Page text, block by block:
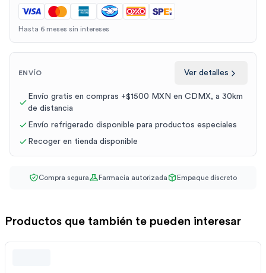
Hasta 6 meses sin intereses
ENVÍO Ver detalles
Envío gratis en compras +$1500 MXN en CDMX, a 30km
de distancia
Envío refrigerado disponible para productos especiales
Recoger en tienda disponible
Compra segura Farmacia autorizada Empaque discreto
Productos que también te pueden interesar